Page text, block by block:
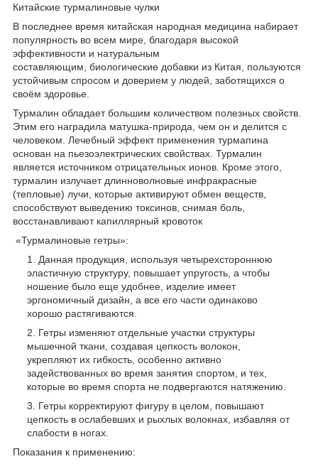
Китайские турмалиновые чулки
В последнее время китайская народная медицина набирает
популярность во всем мире, благодаря высокой
эффективности и натуральным
составляющим, биологические добавки из Китая, пользуются
устойчивым спросом и доверием у людей, заботящихся о
своём здоровье.
Турмалин обладает большим количеством полезных свойств.
Этим его наградила матушка-природа, чем он и делится с
человеком. Лечебный эффект применения турмапина
основан на пьезоэлектрических свойствах. Турмалин
является источником отрицательных ионов. Кроме этого,
турмалин излучает длинноволновые инфракрасные
(тепловые) лучи, которые активируют обмен веществ,
способствуют выведению токсинов, снимая боль,
восстанавливают капиллярный кровоток
«Турмалиновые гетры»:
Данная продукция, используя четырехстороннюю
эластичную структуру, повышает упругость, а чтобы
ношение было еще удобнее, изделие имеет
эргономичный дизайн, а все его части одинаково
хорошо растягиваются.
Гетры изменяют отдельные участки структуры
мышечной ткани, создавая цепкость волокон,
укрепляют их гибкость, особенно активно
задействованных во время занятия спортом, и тех,
которые во время спорта не подвергаются натяжению.
Гетры корректируют фигуру в целом, повышают
цепкость в ослабевших и рыхлых волокнах, избавляя от
слабости в ногах.
Показания к применению: